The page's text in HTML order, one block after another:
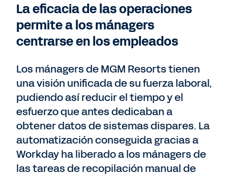
La eficacia de las operaciones
permite a los mánagers
centrarse en los empleados
Los mánagers de MGM Resorts tienen
una visión unificada de su fuerza laboral,
pudiendo así reducir el tiempo y el
esfuerzo que antes dedicaban a
obtener datos de sistemas dispares. La
automatización conseguida gracias a
Workday ha liberado a los mánagers de
las tareas de recopilación manual de